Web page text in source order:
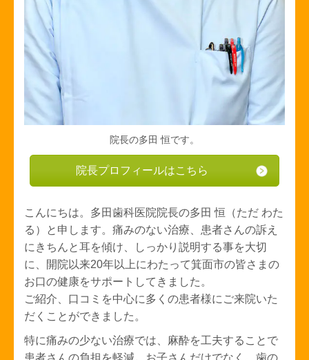
院長の多田 恒です。
院長プロフィールはこちら
こんにちは。多田歯科医院院長の多田 恒（ただ わた
る）と申します。痛みのない治療、患者さんの訴え
にきちんと耳を傾け、しっかり説明する事を大切
に、開院以来20年以上にわたって箕面市の皆さまの
お口の健康をサポートしてきました。
ご紹介、口コミを中心に多くの患者様にご来院いた
だくことができました。
特に痛みの少ない治療では、麻酔を工夫することで
患者さんの負担を軽減。お子さんだけでなく、歯の